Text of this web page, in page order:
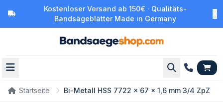
Kostenloser Versand ab 150€ · Qualitäts-
Bandsägeblätter Made in Germany
Startseite Bi-Metall HSS 7722 x 67 x 1,6 mm 3/4 ZpZ